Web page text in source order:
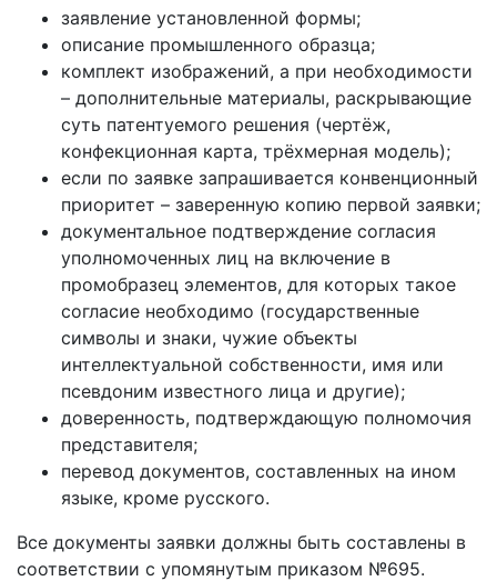
заявление установленной формы;
описание промышленного образца;
комплект изображений, а при необходимости
– дополнительные материалы, раскрывающие
суть патентуемого решения (чертёж,
конфекционная карта, трёхмерная модель);
если по заявке запрашивается конвенционный
приоритет – заверенную копию первой заявки;
документальное подтверждение согласия
уполномоченных лиц на включение в
промобразец элементов, для которых такое
согласие необходимо (государственные
символы и знаки, чужие объекты
интеллектуальной собственности, имя или
псевдоним известного лица и другие);
доверенность, подтверждающую полномочия
представителя;
перевод документов, составленных на ином
языке, кроме русского.
Все документы заявки должны быть составлены в
соответствии с упомянутым приказом №695.